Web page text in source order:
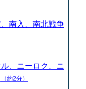
南入、南北戦争
、ニーロク、ニ
（約2分）